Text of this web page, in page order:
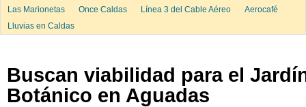
Las Marionetas
Once Caldas Línea 3 del Cable Aéreo
Aerocafé
Lluvias en Caldas
Buscan viabilidad para el
Botánico en Aguadas